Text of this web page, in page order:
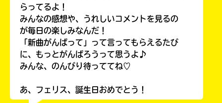
らってるよ！
みんなの感想や、うれしいコメントを見るの
が毎日の楽しみなんだ！
「新曲がんばって」って言ってもらえるたび
に、もっとがんばろうって思うよ♪
みんな、のんびり待っててね♡
あ、フェリス、誕生日おめでとう！